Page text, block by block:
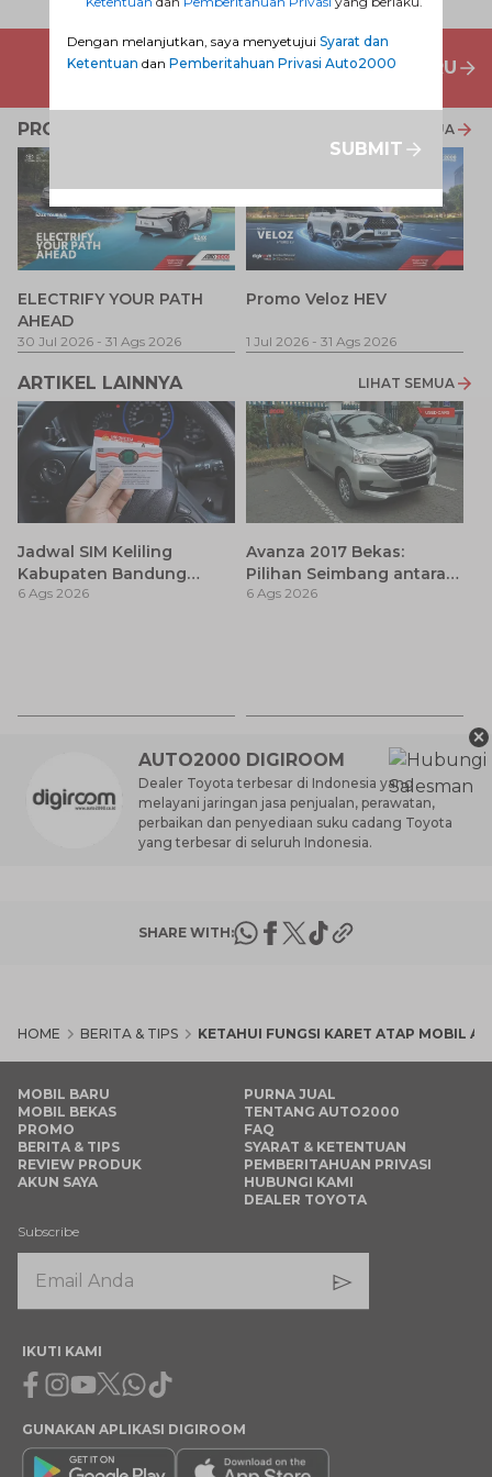
PENAWARAN MOBIL BARU
PROMO TERKAIT LIHAT SEMUA
ELECTRIFY YOUR PATH
AHEAD
30 Jul 2026 - 31 Ags 2026
Promo Veloz HEV
1 Jul 2026 - 31 Ags 2026
ARTIKEL LAINNYA LIHAT SEMUA
Jadwal SIM Keliling
Kabupaten Bandung
Terbaru 2026 dan
6 Ags 2026
Avanza 2017 Bekas:
Pilihan Seimbang antara
Harga dan Fitur Modern
6 Ags 2026
AUTO2000 DIGIROOM
Dealer Toyota terbesar di Indonesia yang
melayani jaringan jasa penjualan, perawatan,
perbaikan dan penyediaan suku cadang Toyota
yang terbesar di seluruh Indonesia.
SHARE WITH:
HOME BERITA & TIPS KETAHUI FUNGSI KARET ATAP MOBIL
×
MOBIL BARU
MOBIL BEKAS
PROMO
BERITA & TIPS
REVIEW PRODUK
AKUN SAYA
PURNA JUAL
TENTANG AUTO2000
FAQ
SYARAT & KETENTUAN
PEMBERITAHUAN PRIVASI
HUBUNGI KAMI
DEALER TOYOTA
Subscribe
IKUTI KAMI
Facebook
Instagram
Youtube
X Whatsapp
Tiktok
GUNAKAN APLIKASI DIGIROOM
Dengan melanjutkan, saya menyetujui Syarat dan
Ketentuan dan Pemberitahuan Privasi Auto2000
SUBMIT